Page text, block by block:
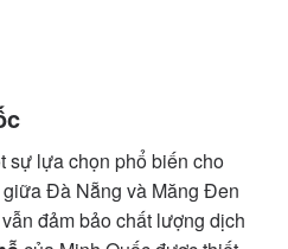
sự lựa chọn phổ biến cho
Đà Nẵng và Măng Đen
đảm bảo chất lượng dịch